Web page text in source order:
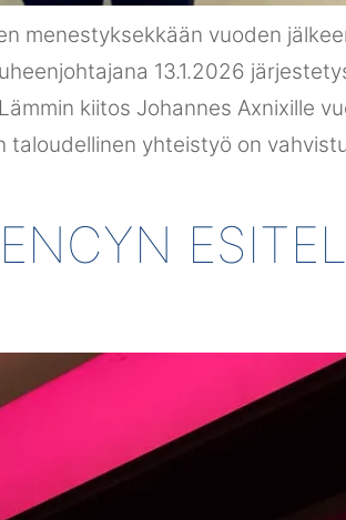
menestyksekkään vuoden
13.1.2026
kiitos Johannes Axnixille
yhteistyö on